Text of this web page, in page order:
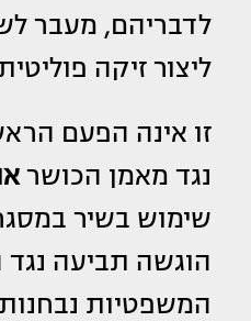
לדבריהם, מעבר
ליצור זיקה
זו אינה הפעם
נגד מאמן הכושר
שימוש בשיר
הוגשה תביעה נגד
המשפטיות